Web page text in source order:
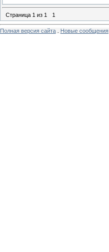
Страница 1 из 1 1
Полная версия сайта Новые сообщения